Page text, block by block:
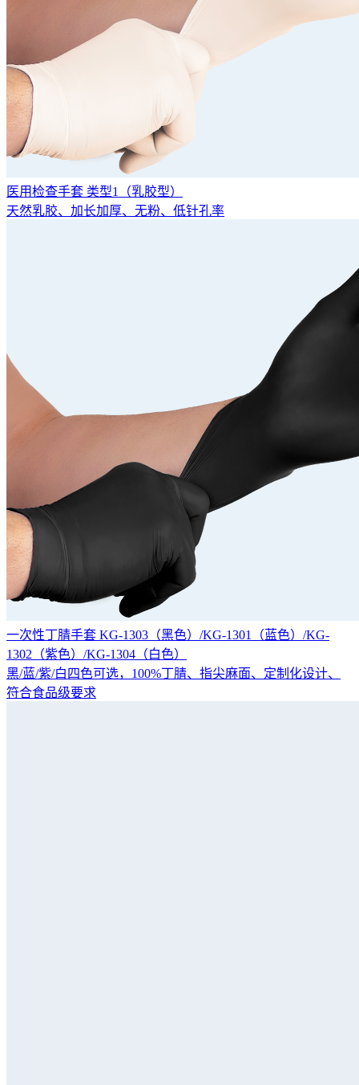
医用检查手套 类型1（乳胶型）
天然乳胶、加长加厚、无粉、低针孔率
一次性丁腈手套 KG-1303（黑色）/KG-1301（蓝色）/KG-
1302（紫色）/KG-1304（白色）
黑/蓝/紫/白四色可选，100%丁腈、指尖麻面、定制化设计、
符合食品级要求